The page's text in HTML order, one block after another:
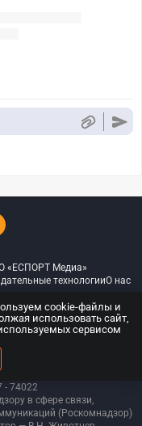
«ЕСПОРТ Медиа»
технологииО нас
защищены
средств массовой
- 74022
в сфере связи,
(Роскомнадзор)
cookie-файлы и
использовать сайт,
сервисом